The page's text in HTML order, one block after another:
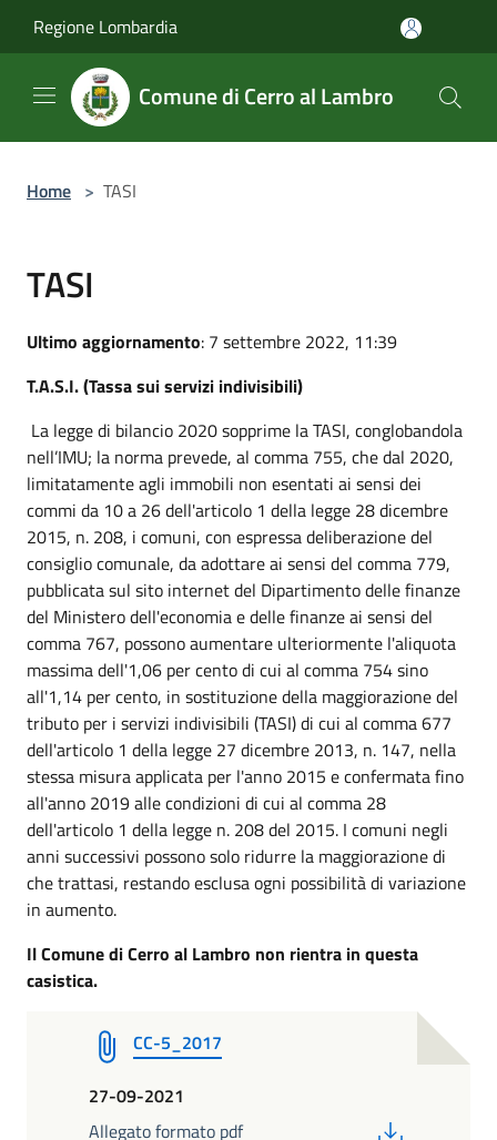
Regione Lombardia
Comune di Cerro al Lambro
Home > TASI
TASI
Ultimo aggiornamento: 7 settembre 2022, 11:39
T.A.S.I. (Tassa sui servizi indivisibili)
La legge di bilancio 2020 sopprime la TASI, conglobandola
nell’IMU; la norma prevede, al comma 755, che dal 2020,
limitatamente agli immobili non esentati ai sensi dei
commi da 10 a 26 dell'articolo 1 della legge 28 dicembre
2015, n. 208, i comuni, con espressa deliberazione del
consiglio comunale, da adottare ai sensi del comma 779,
pubblicata sul sito internet del Dipartimento delle finanze
del Ministero dell'economia e delle finanze ai sensi del
comma 767, possono aumentare ulteriormente l'aliquota
massima dell'1,06 per cento di cui al comma 754 sino
all'1,14 per cento, in sostituzione della maggiorazione del
tributo per i servizi indivisibili (TASI) di cui al comma 677
dell'articolo 1 della legge 27 dicembre 2013, n. 147, nella
stessa misura applicata per l'anno 2015 e confermata fino
all'anno 2019 alle condizioni di cui al comma 28
dell'articolo 1 della legge n. 208 del 2015. I comuni negli
anni successivi possono solo ridurre la maggiorazione di
che trattasi, restando esclusa ogni possibilità di variazione
in aumento.
Il Comune di Cerro al Lambro non rientra in questa
casistica.
CC-5_2017
27-09-2021
Allegato formato pdf